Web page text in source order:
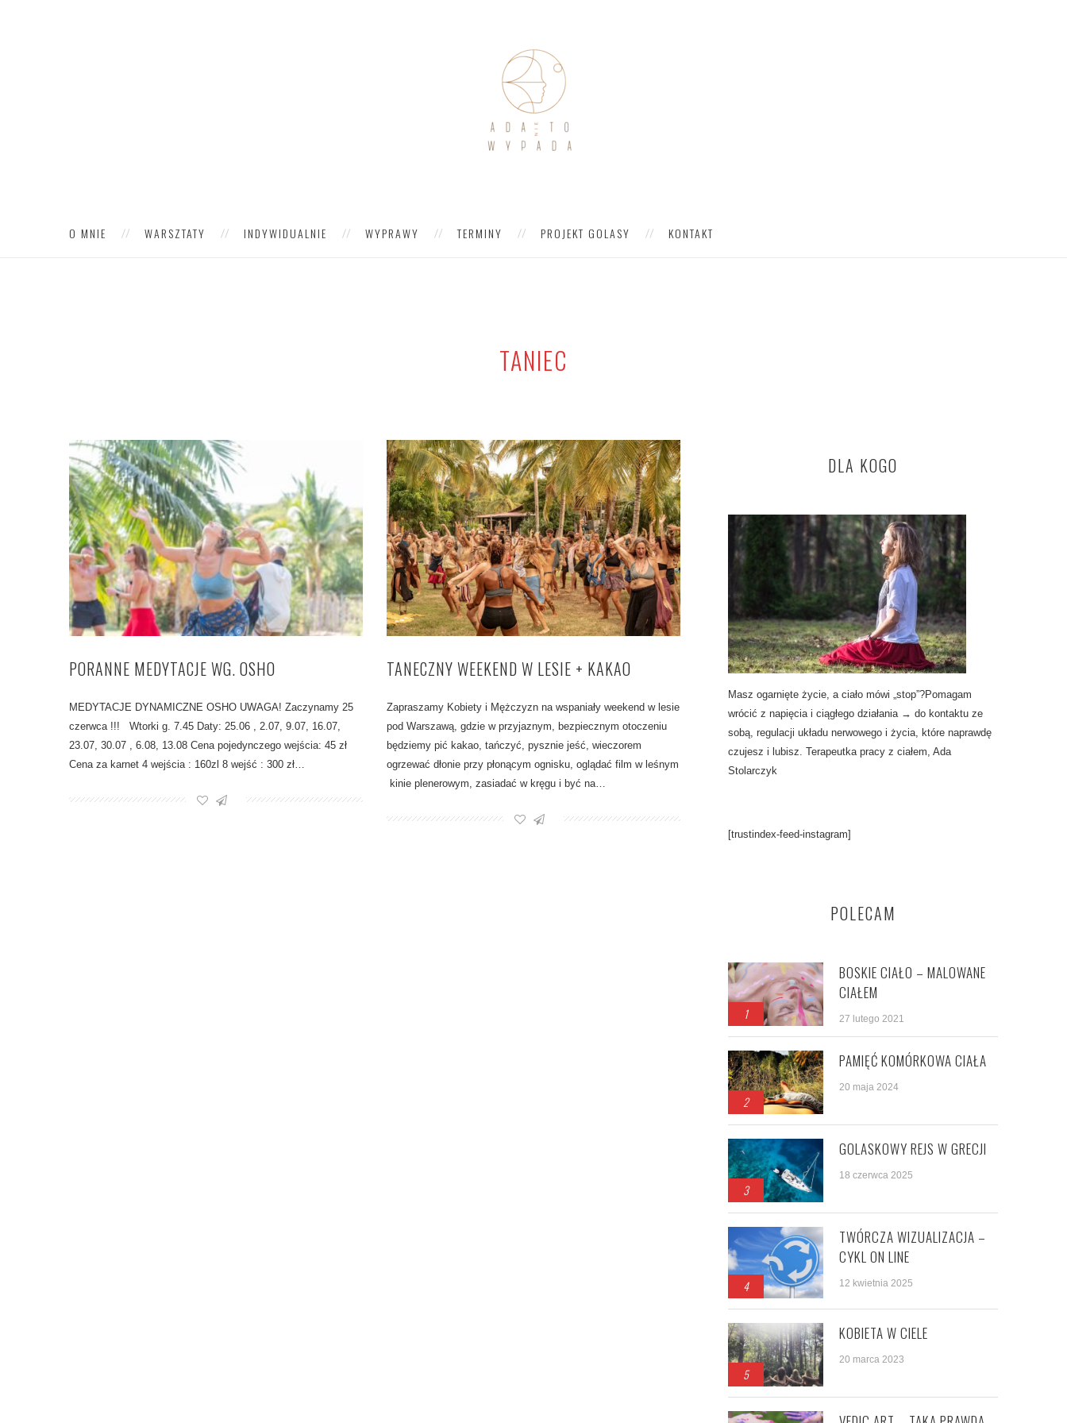
O MNIE WARSZTATY INDYWIDUALNIE WYPRAWY TERMINY PROJEKT GOLASY KONTAKT
TANIEC
PORANNE MEDYTACJE WG. OSHO
MEDYTACJE DYNAMICZNE OSHO UWAGA! Zaczynamy 25
czerwca !!! Wtorki g. 7.45 Daty: 25.06 , 2.07, 9.07, 16.07,
23.07, 30.07 , 6.08, 13.08 Cena pojedynczego wejścia: 45 zł
Cena za karnet 4 wejścia : 160zl 8 wejść : 300 zł…
TANECZNY WEEKEND W LESIE + KAKAO
Zapraszamy Kobiety i Mężczyzn na wspaniały weekend w lesie
pod Warszawą, gdzie w przyjaznym, bezpiecznym otoczeniu
będziemy pić kakao, tańczyć, pysznie jeść, wieczorem
ogrzewać dłonie przy płonącym ognisku, oglądać film w leśnym
kinie plenerowym, zasiadać w kręgu i być na…
DLA KOGO
Masz ogarnięte życie, a ciało mówi „stop”?Pomagam
wrócić z napięcia i ciągłego działania → do kontaktu ze
sobą, regulacji układu nerwowego i życia, które naprawdę
czujesz i lubisz. Terapeutka pracy z ciałem, Ada
Stolarczyk
[trustindex-feed-instagram]
POLECAM
1
BOSKIE CIAŁO – MALOWANE
CIAŁEM
27 lutego 2021
2
PAMIĘĆ KOMÓRKOWA CIAŁA
20 maja 2024
3
GOLASKOWY REJS W GRECJI
18 czerwca 2025
4
TWÓRCZA WIZUALIZACJA –
CYKL ON LINE
12 kwietnia 2025
5
KOBIETA W CIELE
20 marca 2023